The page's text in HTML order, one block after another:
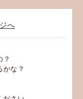
へ
？
かな？